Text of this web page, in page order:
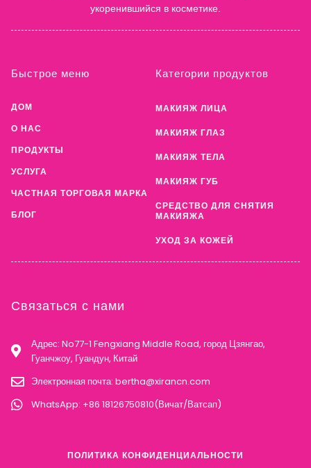
укоренившийся в косметике.
Быстрое меню
ДОМ
О НАС
ПРОДУКТЫ
УСЛУГА
ЧАСТНАЯ ТОРГОВАЯ МАРКА
БЛОГ
Категории продуктов
МАКИЯЖ ЛИЦА
МАКИЯЖ ГЛАЗ
МАКИЯЖ ТЕЛА
МАКИЯЖ ГУБ
СРЕДСТВО ДЛЯ СНЯТИЯ
МАКИЯЖА
УХОД ЗА КОЖЕЙ
Связаться с нами
Адрес: No77-1 Fengxiang Middle Road, город Цзянгао,
Гуанчжоу, Гуандун, Китай
Электронная почта: bertha@xirancn.com
WhatsApp: +86 18126750810(Вичат/Ватсап)
ПОЛИТИКА КОНФИДЕНЦИАЛЬНОСТИ